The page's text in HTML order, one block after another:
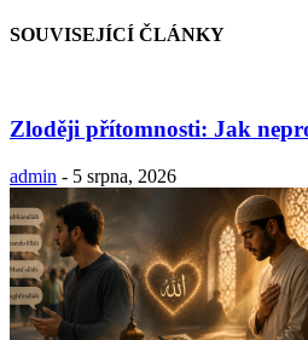
SOUVISEJÍCÍ ČLÁNKY
Zloději přítomnosti: Jak
admin - 5 srpna, 2026